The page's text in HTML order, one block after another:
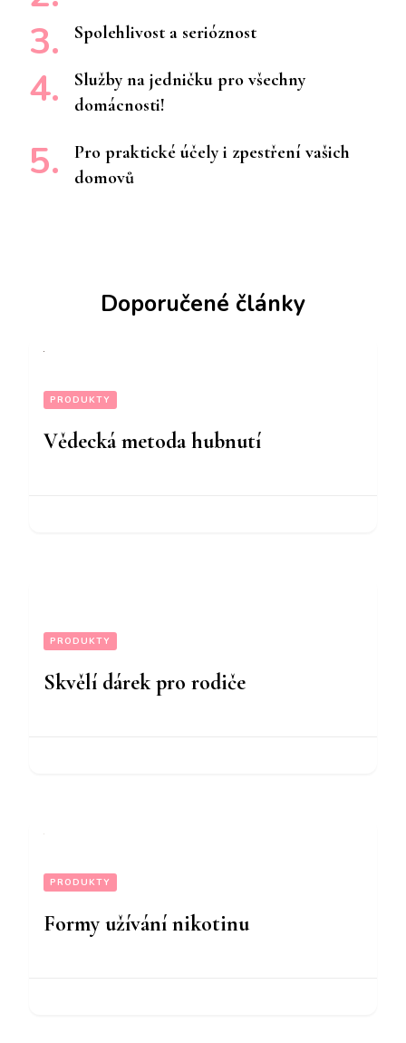
Spolehlivost a serióznost
Služby na jedničku pro všechny
domácnosti!
Pro praktické účely i zpestření vašich
domovů
Doporučené články
PRODUKTY
Vědecká metoda hubnutí
PRODUKTY
Skvělí dárek pro rodiče
PRODUKTY
Formy užívání nikotinu